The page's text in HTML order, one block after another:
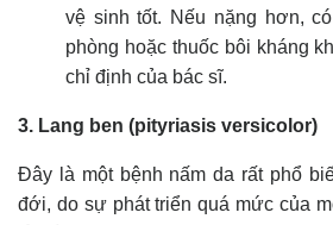
vệ sinh tốt. Nếu nặng hơn,
phòng hoặc thuốc bôi kháng
chỉ định của bác sĩ.
3. Lang ben (pityriasis versicolor)
Đây là một bệnh nấm da rất phổ
đới, do sự phát triển quá mức của